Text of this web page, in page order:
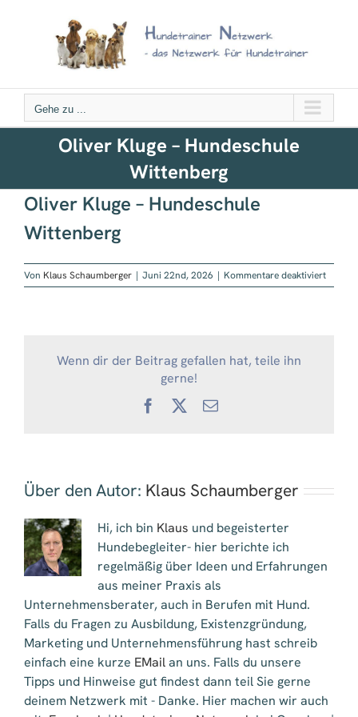
Gehe zu ...
Oliver Kluge – Hundeschule
Wittenberg
Oliver Kluge – Hundeschule
Wittenberg
Von Klaus Schaumberger | Juni 22nd, 2026 | Kommentare deaktiviertfür
Oliver
Wenn dir der Beitrag gefallen hat, teile ihn
gerne!
Facebook
X
E-
Über den Autor: Klaus Schaumberger
Hi, ich bin Klaus und begeisterter
Hundebegleiter- hier berichte ich
regelmäßig über Ideen und Erfahrungen
aus meiner Praxis als
Unternehmensberater, auch in Berufen mit Hund.
Falls du Fragen zu Ausbildung, Existenzgründung,
Marketing und Unternehmensführung hast schreib
einfach eine kurze EMailan uns. Falls du unsere
Tipps und Hinweise gut findest dann teil Sie gerne
deinem Netzwerk mit - Danke. Hier machen wir auch